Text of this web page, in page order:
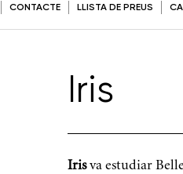
CONTACTE LLISTA DE PREUS
Iris
Irisva estudiar